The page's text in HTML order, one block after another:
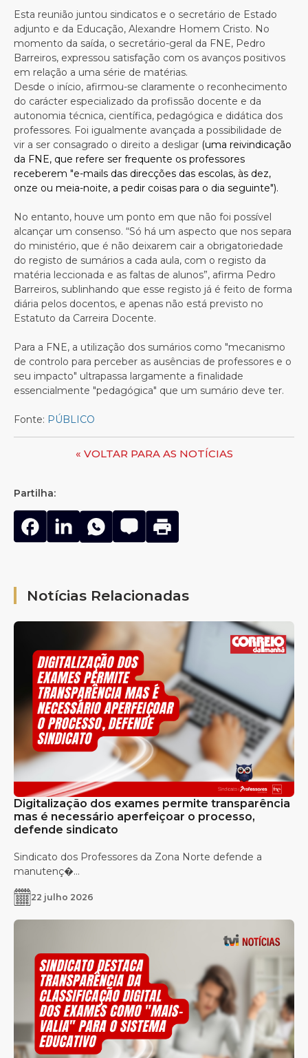
Esta reunião juntou sindicatos e o secretário de Estado
adjunto e da Educação, Alexandre Homem Cristo. No
momento da saída, o secretário-geral da FNE, Pedro
Barreiros, expressou satisfação com os avanços positivos
em relação a uma série de matérias.
Desde o início, afirmou-se claramente o reconhecimento
do carácter especializado da profissão docente e da
autonomia técnica, científica, pedagógica e didática dos
professores. Foi igualmente avançada a possibilidade de
vir a ser consagrado o direito a desligar (uma reivindicação
da FNE, que refere ser frequente os professores
receberem "e-mails das direcções das escolas, às dez,
onze ou meia-noite, a pedir coisas para o dia seguinte").
No entanto, houve um ponto em que não foi possível
alcançar um consenso. “Só há um aspecto que nos separa
do ministério, que é não deixarem cair a obrigatoriedade
do registo de sumários a cada aula, com o registo da
matéria leccionada e as faltas de alunos”, afirma Pedro
Barreiros, sublinhando que esse registo já é feito de forma
diária pelos docentos, e apenas não está previsto no
Estatuto da Carreira Docente.
Para a FNE, a utilização dos sumários como "mecanismo
de controlo para perceber as ausências de professores e o
seu impacto" ultrapassa largamente a finalidade
essencialmente "pedagógica" que um sumário deve ter.
Fonte: PÚBLICO
« VOLTAR PARA AS NOTÍCIAS
Partilha:
Notícias Relacionadas
Digitalização dos exames permite transparência
mas é necessário aperfeiçoar o processo,
defende sindicato
Sindicato dos Professores da Zona Norte defende a
manutenç�...
22 julho 2026